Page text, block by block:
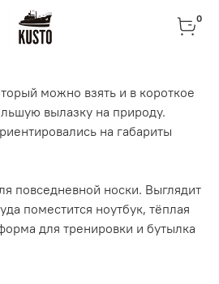
0
можно взять и в короткое
вылазку на природу.
на габариты
повседневной носки. Выглядит
поместится ноутбук, тёплая
для тренировки и бутылка